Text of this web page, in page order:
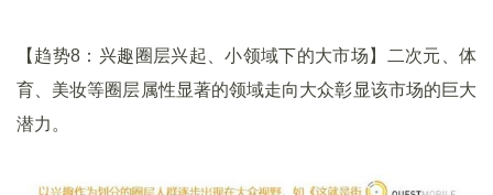
【趋势8：兴趣圈层兴起、小领域下的大市场】二次元、体
育、美妆等圈层属性显著的领域走向大众彰显该市场的巨大
潜力。